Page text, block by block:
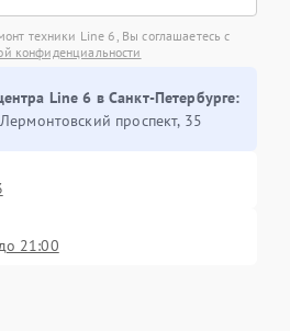
техники Line 6, Вы соглашаетесь с
конфиденциальности
Line 6 в Санкт-Петербурге:
проспект, 35
21:00